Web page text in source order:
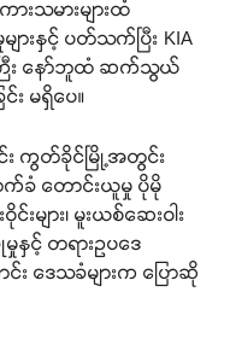
သမားများထံ
းနှင့် ပတ်သက်ပြီး KIA
ြီး နော်ဘူထံ ဆက်သွယ်
င်း မရှိပေ။
း ကွတ်ခိုင်မြို့အတွင်း
ခံ တောင်းယူမှု ပိုမို
းများ၊ မူးယစ်ဆေးဝါး
မှုနှင့် တရားဥပဒေ
ဒေသခံများက ပြောဆို